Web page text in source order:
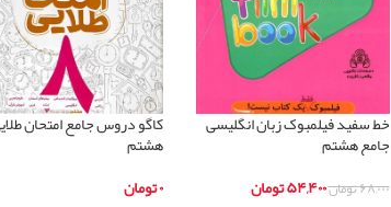
خط سفید فیلمبوک زبان انگلیسی
جامع هشتم
۶۸,۰۰۰تومان۵۴,۴۰۰تومان
کاگو دروس جامع امتحان
هشتم
۰تومان